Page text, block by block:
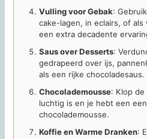
Vulling voor Gebak:
cake-lagen, in eclairs, of
een extra decadente
Saus over Desserts:
gedrapeerd over ijs,
als een rijke chocoladesaus.
Chocolademousse: Klop
luchtig is en je hebt een
chocolademousse.
Koffie en Warme Dranken: